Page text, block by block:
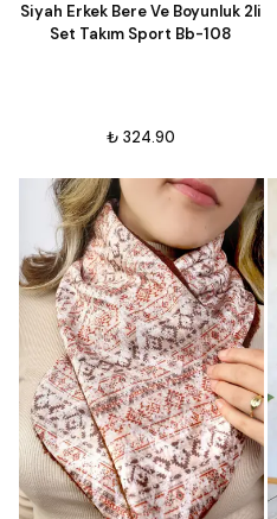
Siyah Erkek Bere Ve Boyunluk 2li
Set Takım Sport Bb-108
₺ 324.90